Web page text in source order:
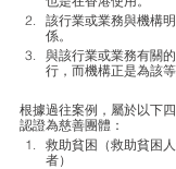
該行業或業務與機構
係。
與該行業或業務有關
行，而機構正是為該
根據過往案例，屬於以下
認證為慈善團體：
救助貧困（救助貧困
者）